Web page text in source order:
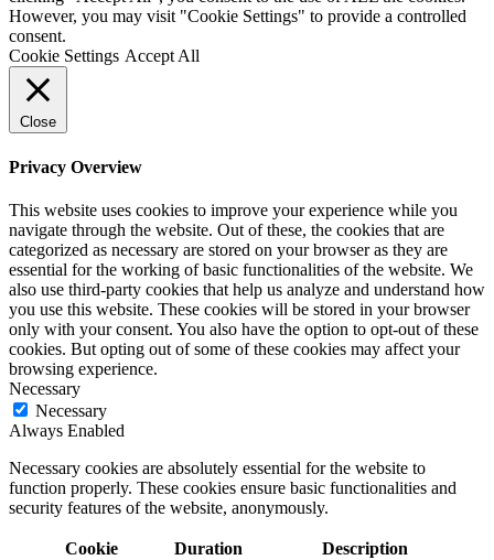
However, you may visit "Cookie Settings" to provide a controlled
consent.
Cookie Settings Accept All
Close
Privacy Overview
This website uses cookies to improve your experience while you
navigate through the website. Out of these, the cookies that are
categorized as necessary are stored on your browser as they are
essential for the working of basic functionalities of the website. We
also use third-party cookies that help us analyze and understand how
you use this website. These cookies will be stored in your browser
only with your consent. You also have the option to opt-out of these
cookies. But opting out of some of these cookies may affect your
browsing experience.
Necessary
Necessary
Always Enabled
Necessary cookies are absolutely essential for the website to
function properly. These cookies ensure basic functionalities and
security features of the website, anonymously.
Cookie Duration Description